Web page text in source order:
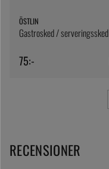
ÖSTLIN
Gastrosked / serveringssked
75:-
RECENSIONER